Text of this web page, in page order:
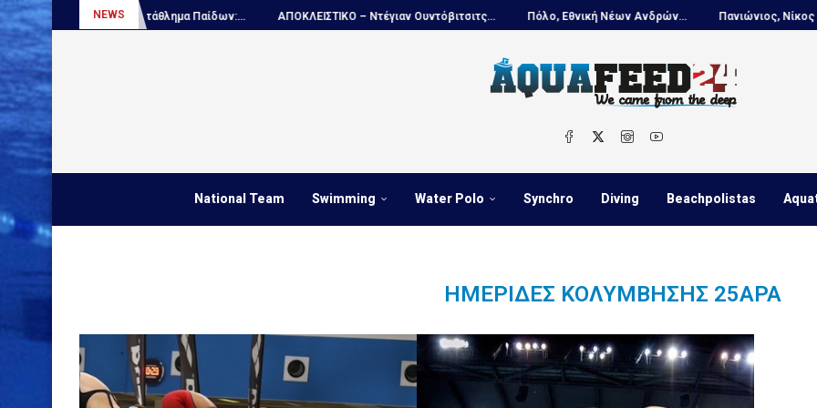
NEWS
Παγκόσμιο πρωτάθλημα Παίδων:... ΑΠΟΚΛΕΙΣΤΙΚΟ – Ντέγιαν Ουντόβιτσιτς... Πόλο, Εθνική Νέων Ανδρών... Πανιώνιος, Νίκος
National Team Swimming Water Polo Synchro Diving Beachpolistas
ΗΜΕΡΊΔΕΣ ΚΟΛΎΜΒΗΣΗΣ 25ΑΡΑ